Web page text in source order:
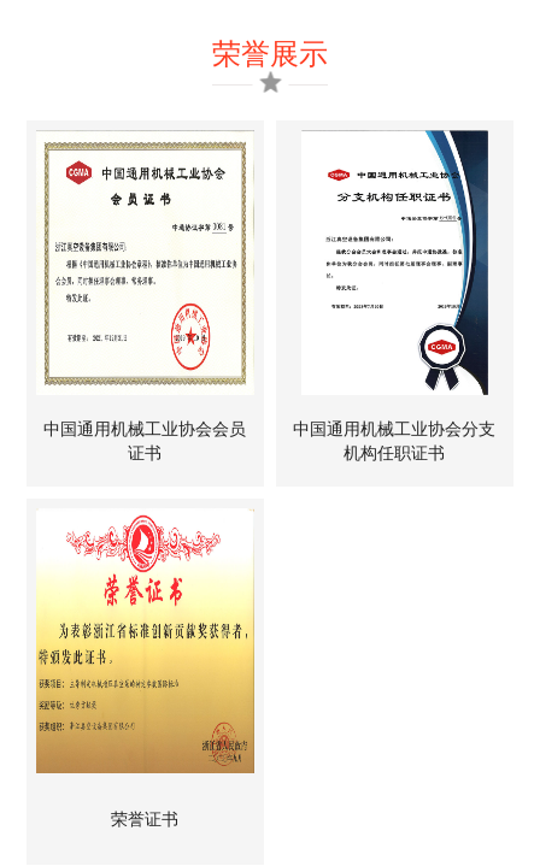
荣誉展示
中国通用机械工业协会会员
证书
中国通用机械工业协会分支
机构任职证书
荣誉证书